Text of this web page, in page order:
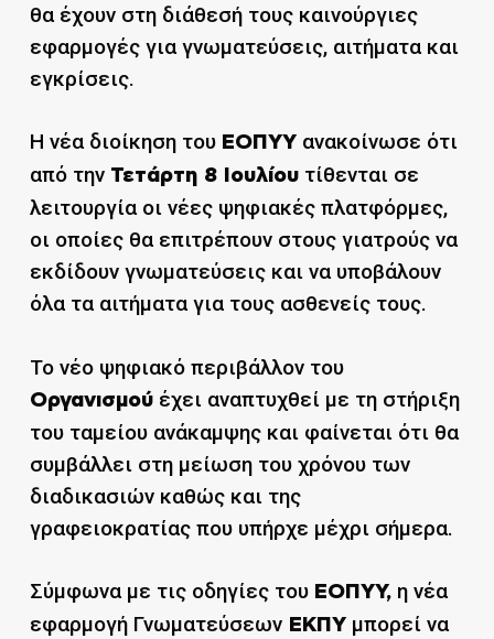
θα έχουν στη διάθεσή τους καινούργιες
εφαρμογές για γνωματεύσεις, αιτήματα και
εγκρίσεις.
Η νέα διοίκηση του ΕΟΠΥΥανακοίνωσε ότι
από την Τετάρτη 8 Ιουλίουτίθενται σε
λειτουργία οι νέες ψηφιακές πλατφόρμες,
οι οποίες θα επιτρέπουν στους γιατρούς να
εκδίδουν γνωματεύσεις και να υποβάλουν
όλα τα αιτήματα για τους ασθενείς τους.
Το νέο ψηφιακό περιβάλλον του
Οργανισμούέχει αναπτυχθεί με τη στήριξη
του ταμείου ανάκαμψης και φαίνεται ότι θα
συμβάλλει στη μείωση του χρόνου των
διαδικασιών καθώς και της
γραφειοκρατίας που υπήρχε μέχρι σήμερα.
Σύμφωνα με τις οδηγίες του ΕΟΠΥΥ,η νέα
εφαρμογή ΓνωματεύσεωνΕΚΠΥμπορεί να